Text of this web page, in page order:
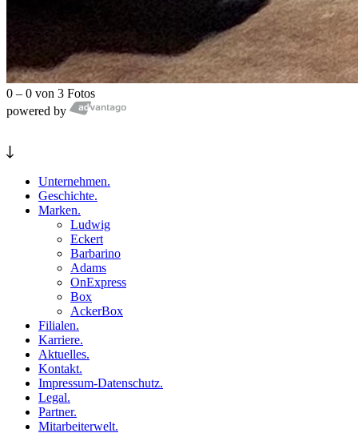
0 – 0 von 3 Fotos
powered by
Unternehmen.
Geschichte.
Marken.
Ludwig
Eckert
Barbarino
Adams
OnExpress
Box
AckerBox
Filialen.
Karriere.
Aktuelles.
Kontakt.
Impressum-Datenschutz.
Legal.
Partner.
Mitarbeiterwelt.